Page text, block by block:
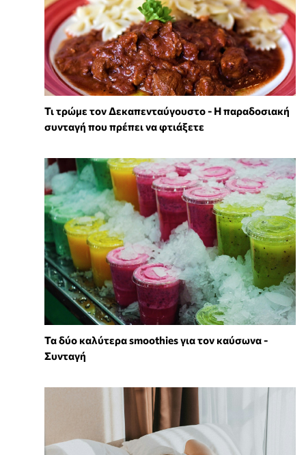
Τι τρώμε τον Δεκαπενταύγουστο - Η παραδοσιακή
συνταγή που πρέπει να φτιάξετε
Τα δύο καλύτερα smoothies για τον καύσωνα -
Συνταγή